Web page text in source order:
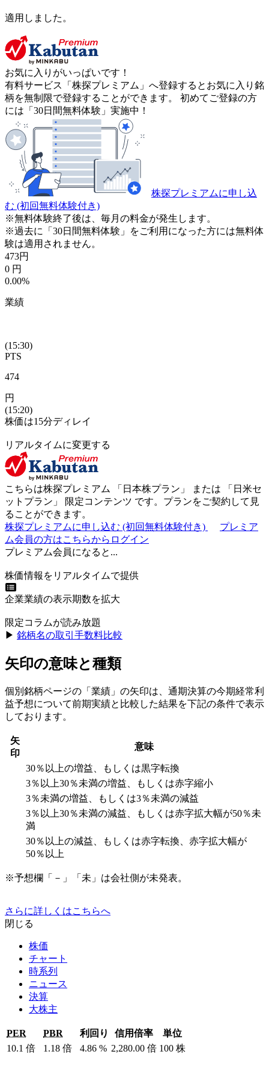
適用しました。
お気に入りがいっぱいです！
有料サービス「株探プレミアム」へ登録するとお気に入り銘
柄を無制限で登録することができます。 初めてご登録の方
には「30日間無料体験」実施中！
株探プレミアムに申し込
む (初回無料体験付き)
※無料体験終了後は、毎月の料金が発生します。
※過去に「30日間無料体験」をご利用になった方には無料体
験は適用されません。
473円
0 円
0.00%
業績
(15:30)
PTS
474
円
(15:20)
株価は15分ディレイ
リアルタイムに変更する
こちらは株探プレミアム 「 日本株プラン 」 または 「 日米セ
ットプラン 」 限定コンテンツ です。プランをご契約して見
ることができます。
株探プレミアムに申し込む (初回無料体験付き)
プレミア
ム会員の方はこちらからログイン
プレミアム会員になると...
株価情報をリアルタイムで提供
企業業績の表示期数を拡大
限定コラムが読み放題
▶︎ 銘柄名の取引手数料比較
矢印の意味と種類
個別銘柄ページの「業績」の矢印は、通期決算の今期経常利
益予想について前期実績と比較した結果を下記の条件で表示
しております。
矢
印
意味
30％以上の増益、もしくは黒字転換
3％以上30％未満の増益、もしくは赤字縮小
3％未満の増益、もしくは3％未満の減益
3％以上30％未満の減益、もしくは赤字拡大幅が50％未
満
30％以上の減益、もしくは赤字転換、赤字拡大幅が
50％以上
※予想欄「－」「未」は会社側が未発表。
さらに詳しくはこちらへ
閉じる
株価
チャート
時系列
ニュース
決算
大株主
PER PBR 利回り 信用倍率
単位
10.1 倍 1.18 倍 4.86 % 2,280.00 倍 100 株